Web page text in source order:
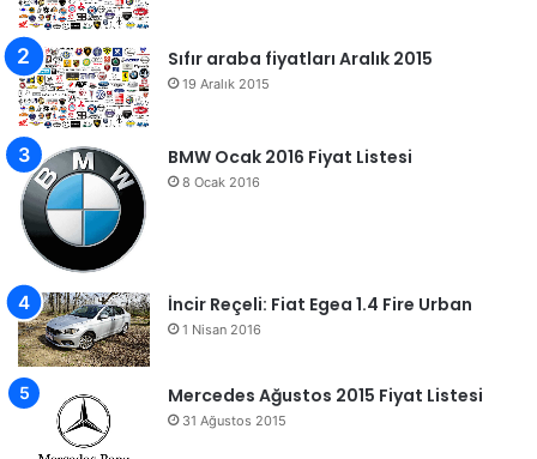
Sıfır araba fiyatları Aralık 2015
19 Aralık 2015
BMW Ocak 2016 Fiyat Listesi
8 Ocak 2016
İncir Reçeli: Fiat Egea 1.4 Fire Urban
1 Nisan 2016
Mercedes Ağustos 2015 Fiyat Listesi
31 Ağustos 2015